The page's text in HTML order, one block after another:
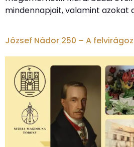
mindennapjait, valamint azokat
József Nádor 250 – A